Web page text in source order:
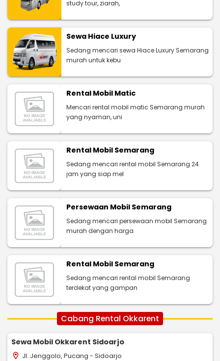
study tour, ziarah,
Sewa Hiace Luxury
Sedang mencari sewa Hiace Luxury Semarang
murah untuk kebu
Rental Mobil Matic
Mencari rental mobil matic Semarang murah
yang nyaman, uni
Rental Mobil Semarang
Sedang mencari rental mobil Semarang 24
jam yang siap mel
Persewaan Mobil Semarang
Sedang mencari persewaan mobil Semarang
murah dengan harga
Rental Mobil Semarang
Sedang mencari rental mobil Semarang
terdekat yang gampan
Cabang Rental Okkarent
Sewa Mobil Okkarent Sidoarjo
location_on Jl. Jenggolo, Pucang - Sidoarjo